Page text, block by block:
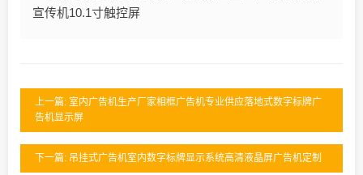
宣传机10.1寸触控屏
上一篇: 室内广告机生产厂家相框广告机专业供应落地式数字标牌广
告机显示屏
下一篇: 吊挂式广告机室内数字标牌显示系统高清液晶屏广告机定制